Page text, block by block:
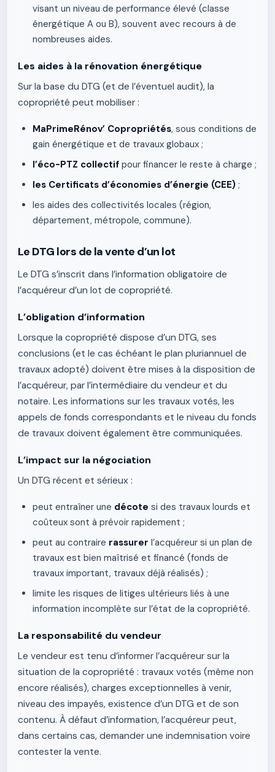
visant un niveau de performance élevé (classe
énergétique A ou B), souvent avec recours à de
nombreuses aides.
Les aides à la rénovation énergétique
Sur la base du DTG (et de l’éventuel audit), la
copropriété peut mobiliser :
MaPrimeRénov’ Copropriétés, sous conditions de
gain énergétique et de travaux globaux ;
l’éco-PTZ collectif pour financer le reste à charge ;
les Certificats d’économies d’énergie (CEE) ;
les aides des collectivités locales (région,
département, métropole, commune).
Le DTG lors de la vente d’un lot
Le DTG s’inscrit dans l’information obligatoire de
l’acquéreur d’un lot de copropriété.
L’obligation d’information
Lorsque la copropriété dispose d’un DTG, ses
conclusions (et le cas échéant le plan pluriannuel de
travaux adopté) doivent être mises à la disposition de
l’acquéreur, par l’intermédiaire du vendeur et du
notaire. Les informations sur les travaux votés, les
appels de fonds correspondants et le niveau du fonds
de travaux doivent également être communiquées.
L’impact sur la négociation
Un DTG récent et sérieux :
peut entraîner une décote si des travaux lourds et
coûteux sont à prévoir rapidement ;
peut au contraire rassurer l’acquéreur si un plan de
travaux est bien maîtrisé et financé (fonds de
travaux important, travaux déjà réalisés) ;
limite les risques de litiges ultérieurs liés à une
information incomplète sur l’état de la copropriété.
La responsabilité du vendeur
Le vendeur est tenu d’informer l’acquéreur sur la
situation de la copropriété : travaux votés (même non
encore réalisés), charges exceptionnelles à venir,
niveau des impayés, existence d’un DTG et de son
contenu. À défaut d’information, l’acquéreur peut,
dans certains cas, demander une indemnisation voire
contester la vente.